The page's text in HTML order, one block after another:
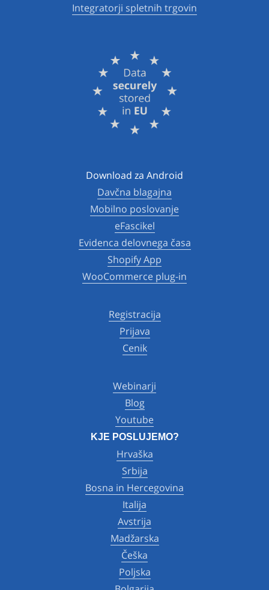
Integratorji spletnih trgovin
Download za Android
Davčna blagajna
Mobilno poslovanje
eFascikel
Evidenca delovnega časa
Shopify App
WooCommerce plug-in
Registracija
Prijava
Cenik
Webinarji
Blog
Youtube
KJE POSLUJEMO?
Hrvaška
Srbija
Bosna in Hercegovina
Italija
Avstrija
Madžarska
Češka
Poljska